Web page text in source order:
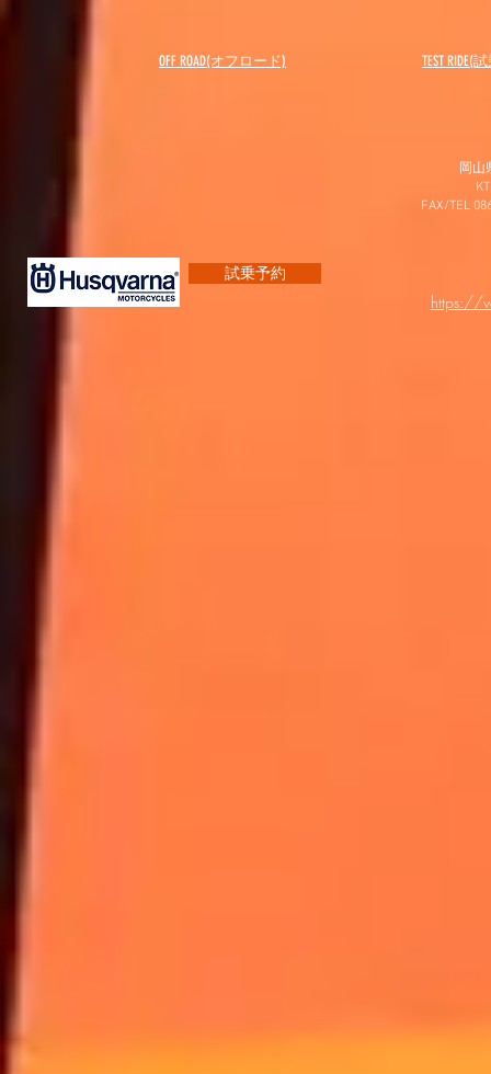
OFF ROAD(オフロード) ​TEST RIDE(
岡山
FAX/TEL
試乗予約
https://